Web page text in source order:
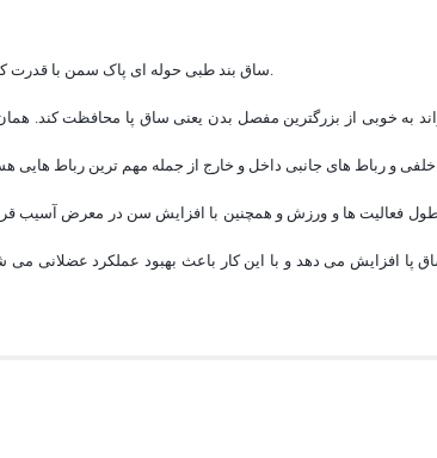
ساق بند طبی حوله ای پاک سمن با قدرت کشسانی عالی خود تورم و درد را کاهش می دهد و از نفوذ سرما به عضلات جلوگیری می کند.
به خوبی از بزرگترین مفصل بدن یعنی ساق پا محافظت کند.
و رباط های جانبی داخل و خارج از جمله مهم ترین رباط هایی
طول فعالیت ها و ورزش و همچنین با افزایش سن در معرض
پا افزایش می دهد و با این کار باعث بهبود عملکرد